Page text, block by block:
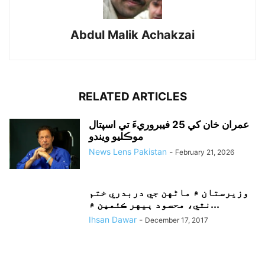
Abdul Malik Achakzai
RELATED ARTICLES
عمران خان کي 25 فيبروريءَ تي اسپتال
موڪليو ويندو
News Lens Pakistan - February 21, 2026
وزيرستان ۾ ماڻهن جي دربدري ختم
نٿي، محسود ٻيهر ڪئمپن ۾...
Ihsan Dawar - December 17, 2017